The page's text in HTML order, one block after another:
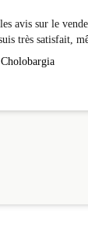
avis sur le
très satisfait,
Apple d'origine,
reçu avec un